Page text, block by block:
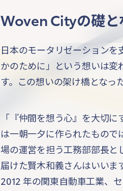
Woven Cityの礎と
日本のモータリゼーション
かのために」という想いは変
す。この想いの架け橋となっ
「『仲間を想う心』を大切
は一朝一夕に作られたもので
場の運営を担う工務部部長と
届けた賢木和義さんはいいます
2012 年の関東自動車工業、